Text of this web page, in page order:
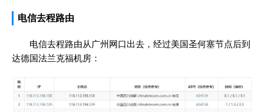
电信去程路由
电信去程路由从广州网口出去，经过美国圣何塞节点后到
达德国法兰克福机房：